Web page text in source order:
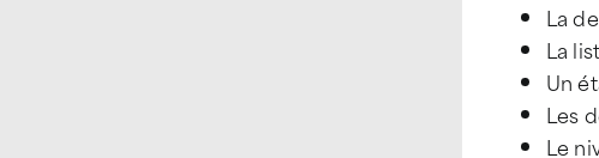
La
La
Un
Les
Le